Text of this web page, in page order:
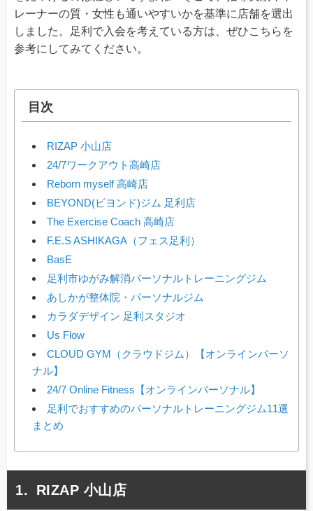
レーナーの質・女性も通いやすいかを基準に店舗を選出
しました。足利で入会を考えている方は、ぜひこちらを
参考にしてみてください。
目次
RIZAP 小山店
24/7ワークアウト高崎店
Reborn myself 高崎店
BEYOND(ビヨンド)ジム 足利店
The Exercise Coach 高崎店
F.E.S ASHIKAGA（フェス足利）
BasE
足利市ゆがみ解消パーソナルトレーニングジム
あしかが整体院・パーソナルジム
カラダデザイン 足利スタジオ
Us Flow
CLOUD GYM（クラウドジム）【オンラインパーソ
ナル】
24/7 Online Fitness【オンラインパーソナル】
足利でおすすめのパーソナルトレーニングジム11選
まとめ
RIZAP 小山店